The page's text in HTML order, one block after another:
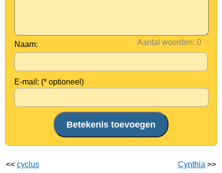
Aantal woorden:
Naam:
E-mail: (* optioneel)
<< cyclus Cynthia >>